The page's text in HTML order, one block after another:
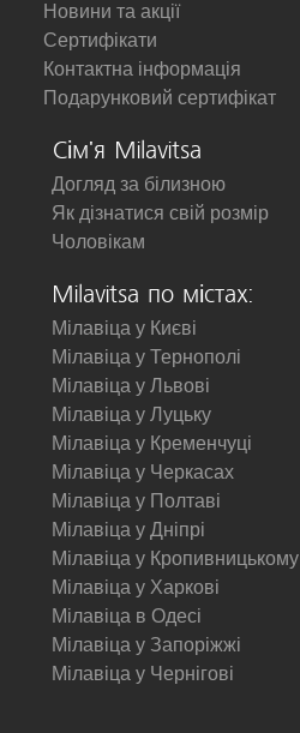
Новини та акції
Сертифікати
Контактна інформація
Подарунковий сертифікат
Сім'я Milavitsa
Догляд за білизною
Як дізнатися свій розмір
Чоловікам
Milavitsa по містах:
Мілавіца у Києві
Мілавіца у Тернополі
Мілавіца у Львові
Мілавіца у Луцьку
Мілавіца у Кременчуці
Мілавіца у Черкасах
Мілавіца у Полтаві
Мілавіца у Дніпрі
Мілавіца у Кропивницькому
Мілавіца у Харкові
Мілавіца в Одесі
Мілавіца у Запоріжжі
Мілавіца у Чернігові